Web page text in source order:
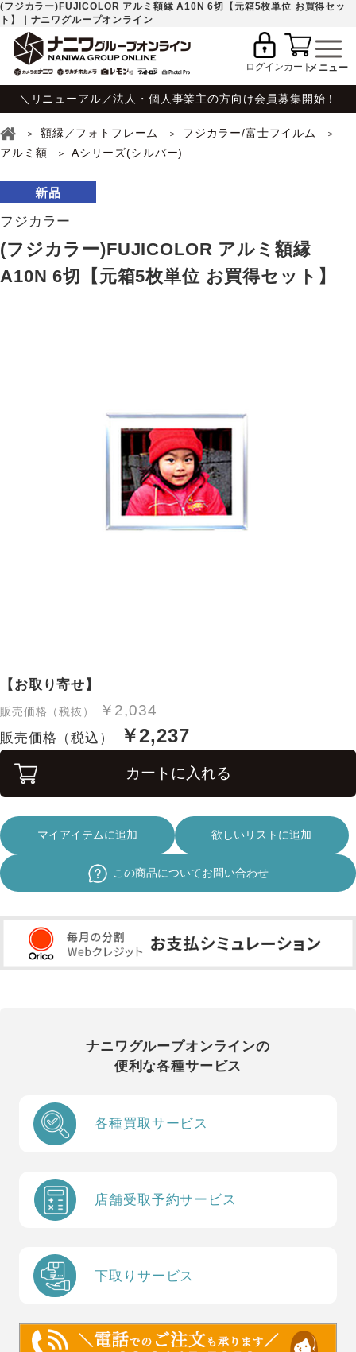
(フジカラー)FUJICOLOR アルミ額縁 A10N 6切【元箱5枚単位 お買得セッ
ト】｜ナニワグループオンライン
ログインカート
＼リニューアル／法人・個人事業主の方向け会員募集開始！
額縁／フォトフレーム
フジカラー/富士フイルム
アルミ額
Aシリーズ(シルバー)
フジカラー
(フジカラー)FUJICOLOR アルミ額縁
A10N 6切【元箱5枚単位 お買得セット】
【お取り寄せ】
販売価格（税抜） ￥2,034
販売価格（税込） ￥2,237
カートに入れる
マイアイテムに追加 欲しいリストに追加
この商品についてお問い合わせ
ナニワグループオンラインの
便利な各種サービス
各種買取サービス
店舗受取予約サービス
下取りサービス